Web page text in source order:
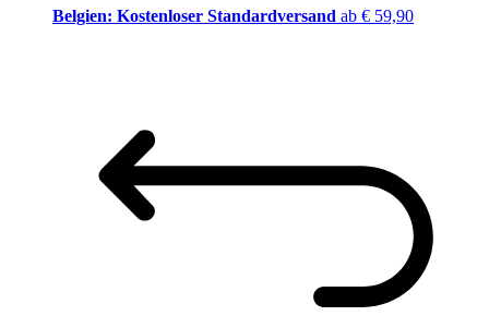
Belgien: Kostenloser Standardversand ab € 59,90